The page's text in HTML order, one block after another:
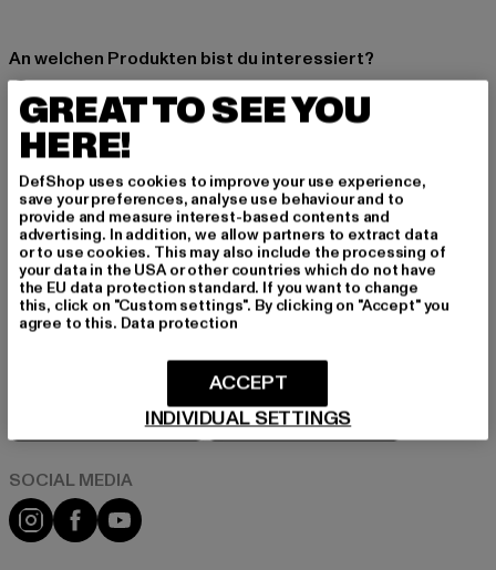
An welchen Produkten bist du interessiert?
MÄNNER
FRAUEN
E-MAIL
ANMELDEN
Informationen dazu, wie DefShop mit Deinen Daten umgeht, findest Du
in unserer Datenschutzerklärung. Du kannst Dich jederzeit kostenfei
abmelden.Datenschutzerklärung lesen.
Instagram
FacebookYouTube
GREAT TO SEE YOU
HERE!
DefShop uses cookies to improve your use experience,
save your preferences, analyse use behaviour and to
provide and measure interest-based contents and
advertising. In addition, we allow partners to extract data
or to use cookies. This may also include the processing of
your data in the USA or other countries which do not have
the EU data protection standard. If you want to change
this, click on "Custom settings". By clicking on "Accept" you
agree to this. Data protection
INDIVIDUAL SETTINGS
ACCEPT